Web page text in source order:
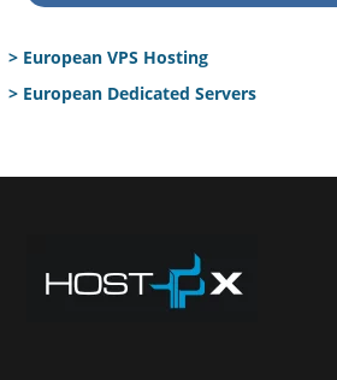
> European VPS Hosting
> European Dedicated Servers